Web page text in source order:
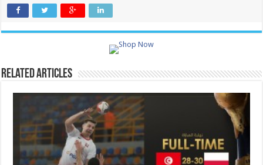
Related Articles